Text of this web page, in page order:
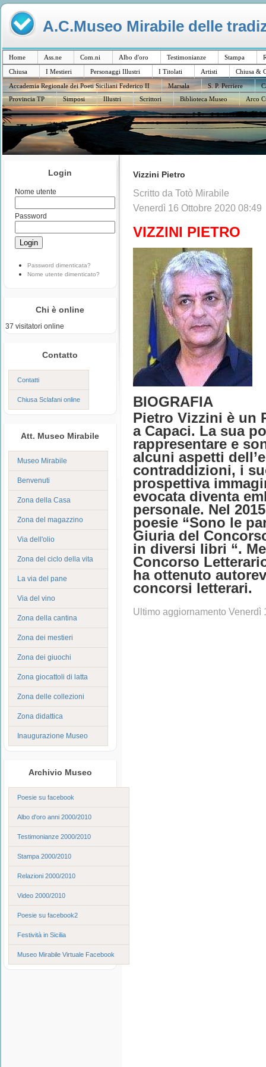
A.C.Museo Mirabile delle
Home Ass.ne Com.ni Albo d'oro Testimonianze Stampa
Chiusa
I Mestieri Personaggi Illustri I Titolati Artisti
Chiusa &
Accademia Regionale dei Poeti Siciliani Federico II
Marsala S. P. Perriere
Provincia TP
Simposi Illustri Scrittori Biblioteca Museo Arco
Login
Nome utente
Password
Password dimenticata?
Nome utente dimenticato?
Chi è online
37 visitatori online
Contatto
Contatti
Chiusa Sclafani online
Att. Museo Mirabile
Museo Mirabile
Benvenuti
Zona della Casa
Zona del magazzino
Via dell'olio
Zona del ciclo della vita
La via del pane
Via del vino
Zona della cantina
Zona dei mestieri
Zona dei giuochi
Zona giocattoli di latta
Zona delle collezioni
Zona didattica
Inaugurazione Museo
Archivio Museo
Poesie su facebook
Albo d'oro anni 2000/2010
Testimonianze 2000/2010
Stampa 2000/2010
Relazioni 2000/2010
Video 2000/2010
Poesie su facebook2
Festività in Sicilia
Museo Mirabile Virtuale Facebook
Vizzini Pietro
Scritto da Totò Mirabile
Venerdì 16 Ottobre 2020 08:49
VIZZINI PIETRO
BIOGRAFIA
Pietro Vizzini è un
a Capaci. La sua
rappresentare e
alcuni aspetti
contraddizioni, i
prospettiva
evocata diventa
personale. Nel
poesie “Sono le
Giuria del
in diversi libri “.
Concorso
ha ottenuto
concorsi letterari.
Ultimo aggiornamento Venerdì